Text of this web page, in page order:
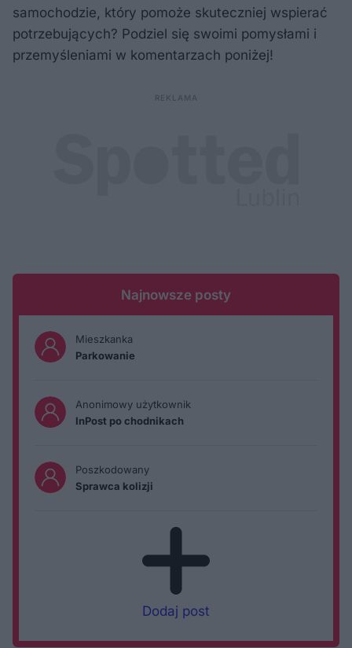
samochodzie, który pomoże skuteczniej wspierać
potrzebujących? Podziel się swoimi pomysłami i
przemyśleniami w komentarzach poniżej!
Najnowsze posty
Mieszkanka
Parkowanie
Anonimowy użytkownik
InPost po chodnikach
Poszkodowany
Sprawca kolizji
Dodaj post